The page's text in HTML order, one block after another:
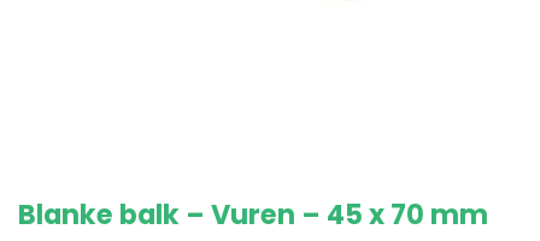
Blanke balk – Vuren – 45 x 70 mm